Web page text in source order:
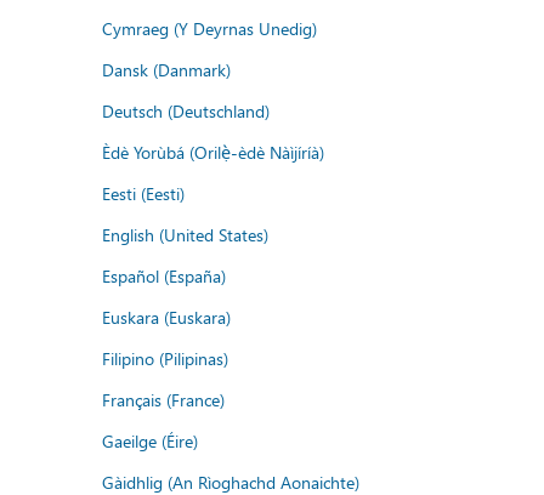
Cymraeg (Y Deyrnas Unedig)
Dansk (Danmark)
Deutsch (Deutschland)
Èdè Yorùbá (Orilẹ̀-èdè Nàìjíríà)
Eesti (Eesti)
English (United States)
Español (España)
Euskara (Euskara)
Filipino (Pilipinas)
Français (France)
Gaeilge (Éire)
Gàidhlig (An Rìoghachd Aonaichte)